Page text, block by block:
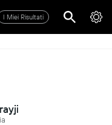
I Miei Risultati